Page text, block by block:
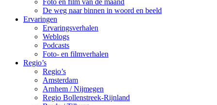
Foto en film van de maand
De weg naar binnen in woord en beeld
Ervaringen
Ervaringsverhalen
Weblogs
Podcasts
Foto- en filmverhalen
Regio’s
Regio’s
Amsterdam
Arnhem / Nijmegen
Regio Bollenstreek-Rijnland